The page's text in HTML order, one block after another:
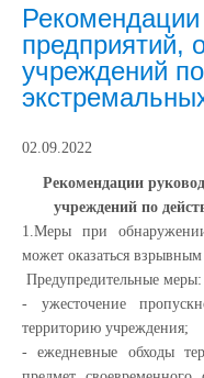
предприятий,
учреждений
02.09.2022
Рекомендации
учреждений по
1.Меры при
может оказаться взрывным
Предупредительные меры:
- ужесточение
территорию учреждения;
- ежедневные обходы